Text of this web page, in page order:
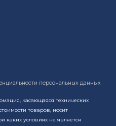
персональных данных
касающаяся технических
товаров, носит
условиях не является